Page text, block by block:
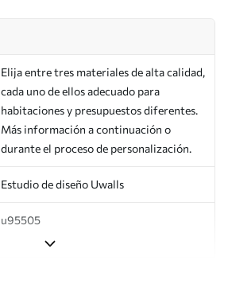
Elija entre tres materiales de alta calidad,
cada uno de ellos adecuado para
habitaciones y presupuestos diferentes.
Más información a continuación o
durante el proceso de personalización.
Estudio de diseño Uwalls
u95505